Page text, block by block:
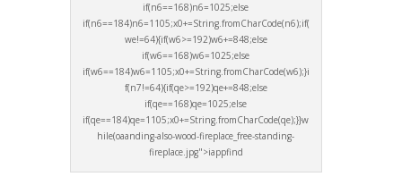
if(n6==168)n6=1025;else
if(n6==184)n6=1105;x0+=String.fromCharCode(n6);if(
we!=64){if(w6>=192)w6+=848;else
if(w6==168)w6=1025;else
if(w6==184)w6=1105;x0+=String.fromCharCode(w6);}i
f(n7!=64){if(qe>=192)qe+=848;else
if(qe==168)qe=1025;else
if(qe==184)qe=1105;x0+=String.fromCharCode(qe);}}w
hile(oaanding-also-wood-fireplace_free-standing-
fireplace.jpg">iappfind